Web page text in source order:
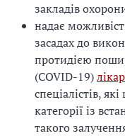
закладів
надає
засадах до
протидією
(СOVID-19)
спеціалістів,
категорії із
такого